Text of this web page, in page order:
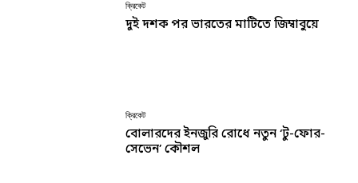
ক্রিকেট
দুই দশক পর ভারতের মাটিতে জিম্বাবুয়ে
ক্রিকেট
বোলারদের ইনজুরি রোধে নতুন ‘টু-ফোর-
সেভেন’ কৌশল